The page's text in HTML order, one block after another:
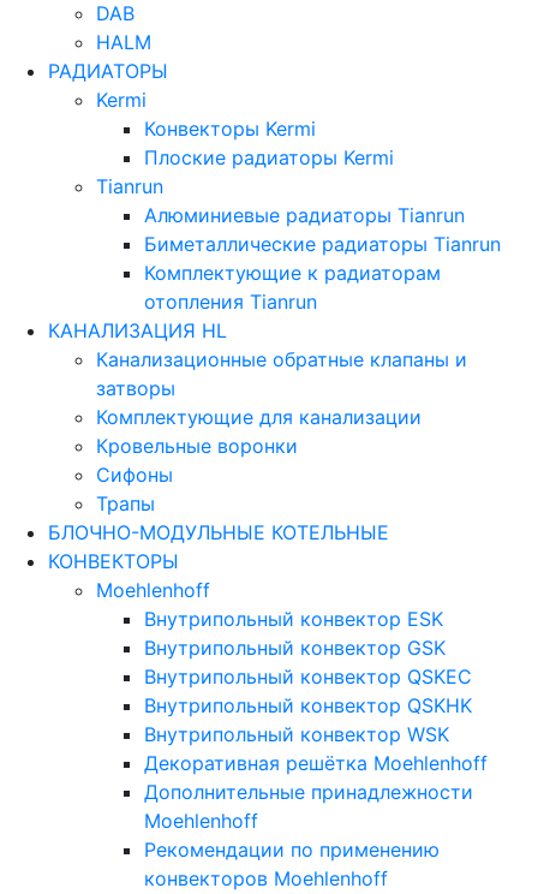
DAB
HALM
РАДИАТОРЫ
Kermi
Конвекторы Kermi
Плоские радиаторы Kermi
Tianrun
Алюминиевые радиаторы Tianrun
Биметаллические радиаторы Tianrun
Комплектующие к радиаторам
отопления Tianrun
КАНАЛИЗАЦИЯ HL
Канализационные обратные клапаны и
затворы
Комплектующие для канализации
Кровельные воронки
Сифоны
Трапы
БЛОЧНО-МОДУЛЬНЫЕ КОТЕЛЬНЫЕ
КОНВЕКТОРЫ
Moehlenhoff
Внутрипольный конвектор ESK
Внутрипольный конвектор GSK
Внутрипольный конвектор QSKEC
Внутрипольный конвектор QSKHK
Внутрипольный конвектор WSK
Декоративная решётка Moehlenhoff
Дополнительные принадлежности
Moehlenhoff
Рекомендации по применению
конвекторов Moehlenhoff